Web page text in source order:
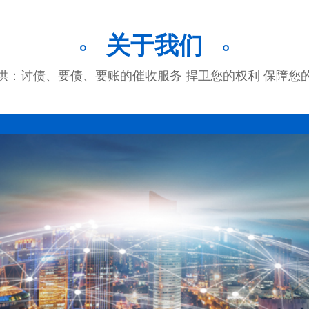
关于我们
：讨债、要债、要账的催收服务 捍卫您的权利 保障您